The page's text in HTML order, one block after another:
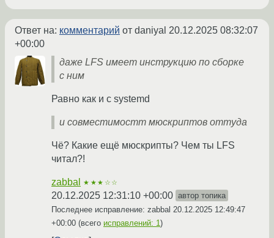
Ответ на: комментарий от daniyal 20.12.2025 08:32:07
+00:00
даже LFS имеет инструкцию по сборке
с ним
Равно как и с systemd
и совместимостт мюскриптов оттуда
Чё? Какие ещё мюскрипты? Чем ты LFS
читал?!
zabbal ★★★☆☆
20.12.2025 12:31:10 +00:00 автор топика
Последнее исправление: zabbal 20.12.2025 12:49:47
+00:00 (всего исправлений: 1 )